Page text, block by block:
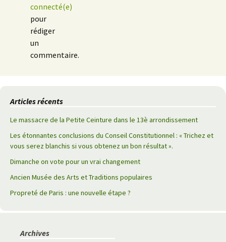
connecté(e)
pour
rédiger
un
commentaire.
Articles récents
Le massacre de la Petite Ceinture dans le 13è arrondissement
Les étonnantes conclusions du Conseil Constitutionnel : « Trichez et
vous serez blanchis si vous obtenez un bon résultat ».
Dimanche on vote pour un vrai changement
Ancien Musée des Arts et Traditions populaires
Propreté de Paris : une nouvelle étape ?
Archives